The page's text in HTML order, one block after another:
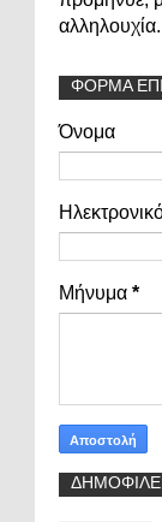
αλληλουχία.
ΦΟΡΜΑ
Όνομα
Μήνυμα *